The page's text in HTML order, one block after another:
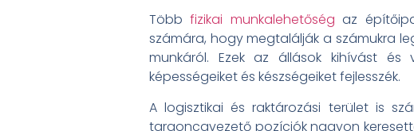
Többfizikai munkalehetőség az
számára, hogy megtalálják a számukra
munkáról. Ezek az állások kihívást
képességeiket és készségeiket fejlesszék.
A logisztikai és raktározási terület is
targoncavezető pozíciók nagyon